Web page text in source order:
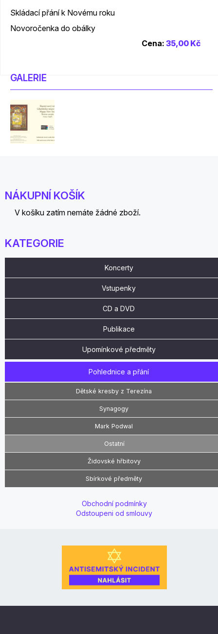
Skládací přání k Novému roku
Novoročenka do obálky
Cena: 35,00 Kč
GALERIE
NÁKUPNÍ KOŠÍK
V košíku zatím nemáte žádné zboží.
KATEGORIE
Koncerty
Vstupenky
CD a DVD
Publikace
Upomínkové předměty
Pohlednice a přání
Dětské kresby z Terezína
Synagogy
Mark Podwal
Ostatní
Židovské hřbitovy
Sbírkové předměty
Obchodní podmínky
Odstoupeni od smlouvy